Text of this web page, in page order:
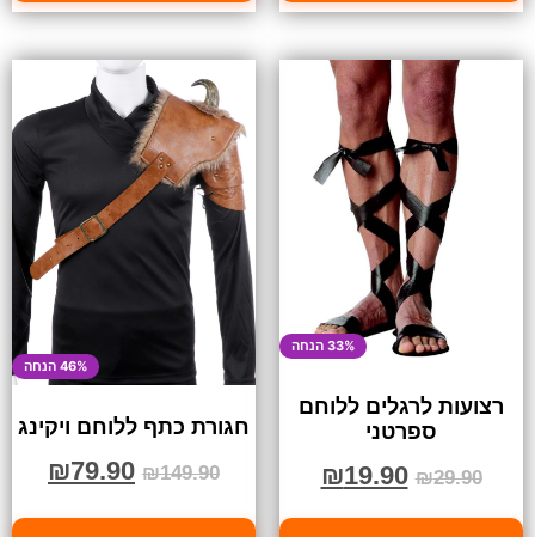
33% הנחה
רצועות לרגלים ללוחם
ספרטני
₪29.90
₪19.90
46% הנחה
חגורת כתף ללוחם ויקינג
₪149.90
₪79.90